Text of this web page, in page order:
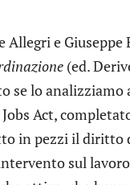
Allegri e
(ed.
se lo
Act,
in pezzi il diritto
sul